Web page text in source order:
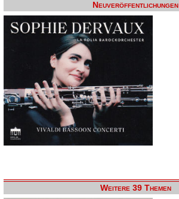
Neuveröffentlichungen
Weitere 39 Themen